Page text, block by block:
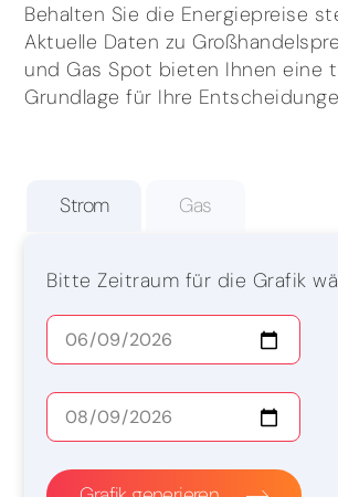
Behalten Sie die Energiepreise
Aktuelle Daten zu
und Gas Spot bieten Ihnen eine
Grundlage für Ihre
Strom Gas
Bitte Zeitraum für die Grafik